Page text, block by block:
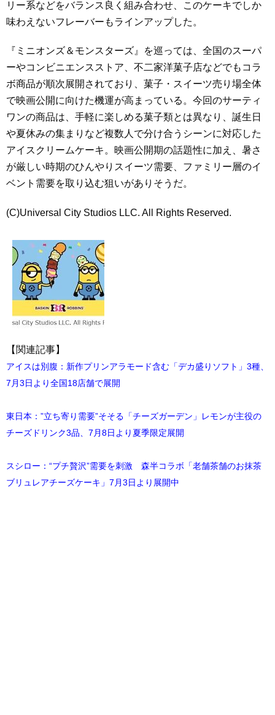
リー系などをバランス良く組み合わせ、このケーキでしか
味わえないフレーバーもラインアップした。
『ミニオンズ＆モンスターズ』を巡っては、全国のスーパ
ーやコンビニエンスストア、不二家洋菓子店などでもコラ
ボ商品が順次展開されており、菓子・スイーツ売り場全体
で映画公開に向けた機運が高まっている。今回のサーティ
ワンの商品は、手軽に楽しめる菓子類とは異なり、誕生日
や夏休みの集まりなど複数人で分け合うシーンに対応した
アイスクリームケーキ。映画公開期の話題性に加え、暑さ
が厳しい時期のひんやりスイーツ需要、ファミリー層のイ
ベント需要を取り込む狙いがありそうだ。
(C)Universal City Studios LLC. All Rights Reserved.
【関連記事】
アイスは別腹：新作プリンアラモード含む「デカ盛りソフト」3種、
7月3日より全国18店舗で展開
東日本：”立ち寄り需要”そそる「チーズガーデン」レモンが主役の
チーズドリンク3品、7月8日より夏季限定展開
スシロー：“プチ贅沢”需要を刺激 森半コラボ「老舗茶舗のお抹茶
ブリュレアチーズケーキ」7月3日より展開中